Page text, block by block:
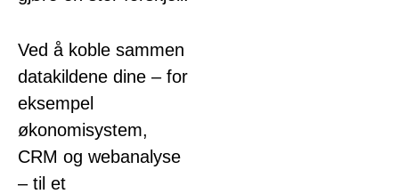
Ved å koble sammen
datakildene dine – for
eksempel
økonomisystem,
CRM og webanalyse
– til et